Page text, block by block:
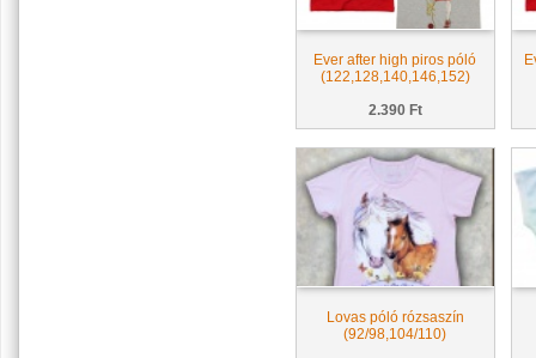
Ever after high piros póló
(122,128,140,146,152)
2.390 Ft
Lovas póló rózsaszín
(92/98,104/110)